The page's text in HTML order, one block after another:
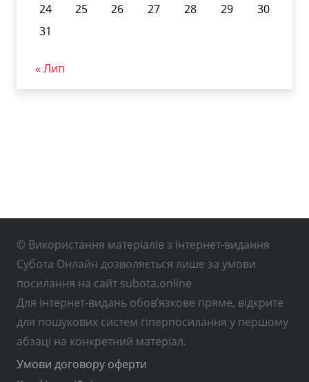
24
25 26 27 28 29
30
31
« Лип
© Використання матеріалів з інтернет-видання
Субота Онлайн дозволяється лише за умови
посилання на сайт subota.online
Для інтернет-видань обов’язкове пряме, відкрите
для пошукових систем гіперпосилання у першому
абзаці на конкретний матеріал.
Умови договору оферти